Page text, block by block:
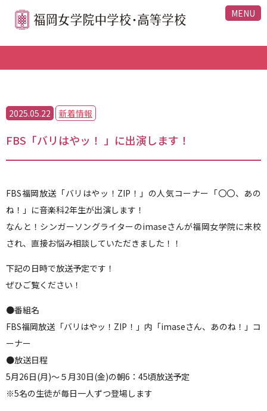
MENU
2025.05.22 新着情報
FBS「バリはやッ！ 」に出演します！
FBS福岡放送「バリはやッ！ZIP！」の人気コーナー「〇〇、あの
ね！」に音楽科2年生が出演します！
なんと！シンガーソングライターのimaseさんが福岡女学院に来校
され、直接お悩み相談していただきました！！
下記の日時で放送予定です！
ぜひご覧ください！
●番組名
FBS福岡放送「バリはやッ！ZIP！」内「imaseさん、あのね！」コ
ーナー
●放送日程
5月26日(月)〜５月30日(金)の朝6：45頃放送予定
※5名の生徒が毎日一人ずつ登場します